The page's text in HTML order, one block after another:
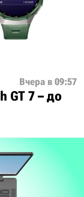
Вчера в 09:57
GT 7 – до